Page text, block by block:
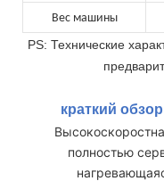
Вес машины
PS: Технические
краткий
полностью